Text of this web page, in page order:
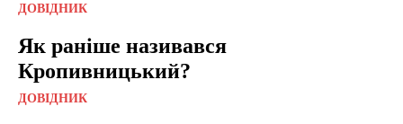
ДОВІДНИК
Як раніше називався
Кропивницький?
ДОВІДНИК